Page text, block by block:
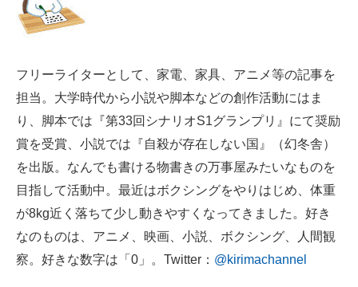
フリーライターとして、家電、家具、アニメ等の記事を
担当。大学時代から小説や脚本などの創作活動にはま
り、脚本では『第33回シナリオS1グランプリ』にて奨励
賞を受賞、小説では『自殺が存在しない国』（幻冬舎）
を出版。なんでも書ける物書きの万事屋みたいなものを
目指して活動中。最近はボクシングをやりはじめ、体重
が8kg近く落ちて少し動きやすくなってきました。好き
なのものは、アニメ、映画、小説、ボクシング、人間観
察。好きな数字は「0」。Twitter： @kirimachannel